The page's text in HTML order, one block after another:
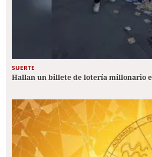
SUERTE
Hallan un billete de lotería millonario